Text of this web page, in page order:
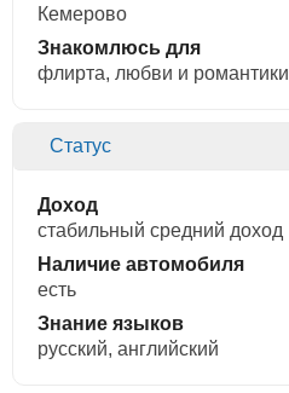
Кемерово
Знакомлюсь для
флирта, любви и романтики
Статус
Доход
стабильный средний доход
Наличие автомобиля
есть
Знание языков
русский, английский